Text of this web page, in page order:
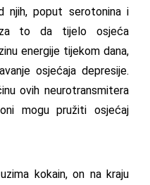
njih, poput serotonina i
za to da tijelo osjeća
energije tijekom dana,
osjećaja depresije.
ovih neurotransmitera
mogu pružiti osjećaj
kokain, on na kraju